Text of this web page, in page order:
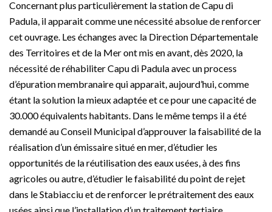
Concernant plus particulièrement la station de Capu di
Padula, il apparait comme une nécessité absolue de renforcer
cet ouvrage. Les échanges avec la Direction Départementale
des Territoires et de la Mer ont mis en avant, dès 2020, la
nécessité de réhabiliter Capu di Padula avec un process
d’épuration membranaire qui apparait, aujourd’hui, comme
étant la solution la mieux adaptée et ce pour une capacité de
30.000 équivalents habitants. Dans le même temps il a été
demandé au Conseil Municipal d’approuver la faisabilité de la
réalisation d’un émissaire situé en mer, d’étudier les
opportunités de la réutilisation des eaux usées, à des fins
agricoles ou autre, d’étudier le faisabilité du point de rejet
dans le Stabiacciu et de renforcer le prétraitement des eaux